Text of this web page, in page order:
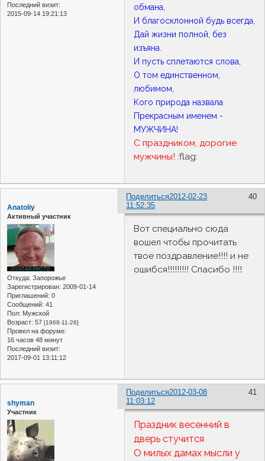
Последний визит:
2015-09-14 19:21:13
обмана,
И благосклонной будь всегда,
Дай жизни полной, без
изъяна.
И пусть сплетаются слова,
О том единственном,
любимом,
Кого природа назвала
Прекрасным именем -
МУЖЧИНА!
С праздником, дорогие
мужчины! :flag:
Поделиться 40
2012-02-23
11:52:35
Anatoliy
Активный участник
Откуда: Запорожье
Зарегистрирован: 2009-01-14
Приглашений: 0
Сообщений: 41
Пол: Мужской
Возраст: 57 [1968-11-26]
Провел на форуме:
16 часов 48 минут
Последний визит:
2017-09-01 13:11:12
Вот специально сюда
вошел чтобы прочитать
твое поздравление!!!! и не
ошибся!!!!!!!!! Спасибо !!!!
Поделиться 41
2012-03-08
11:03:12
shyman
Участник
Праздник весенний в
дверь стучится
О милых дамах мысли у